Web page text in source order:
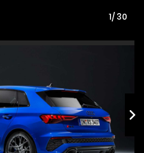
1/ 30